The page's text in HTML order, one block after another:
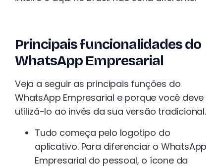
Principais funcionalidades do
WhatsApp Empresarial
Veja a seguir as principais funções do
WhatsApp Empresarial e porque você deve
utilizá-lo ao invés da sua versão tradicional.
Tudo começa pelo logotipo do
aplicativo. Para diferenciar o WhatsApp
Empresarial do pessoal, o ícone da